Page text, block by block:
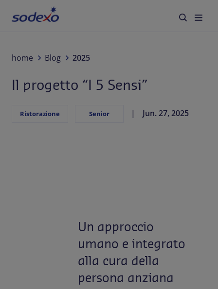
Servizi e Brand
Settori
Blog
Comunicati Stampa
home Blog 2025
Il progetto “I 5 Sensi”
Ristorazione Senior Jun. 27, 2025
Un approccio
umano e integrato
alla cura della
persona anziana